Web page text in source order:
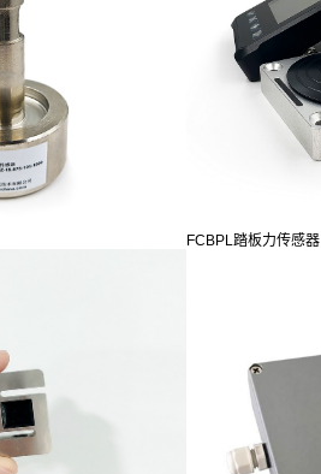
FCBPL踏板力传感器